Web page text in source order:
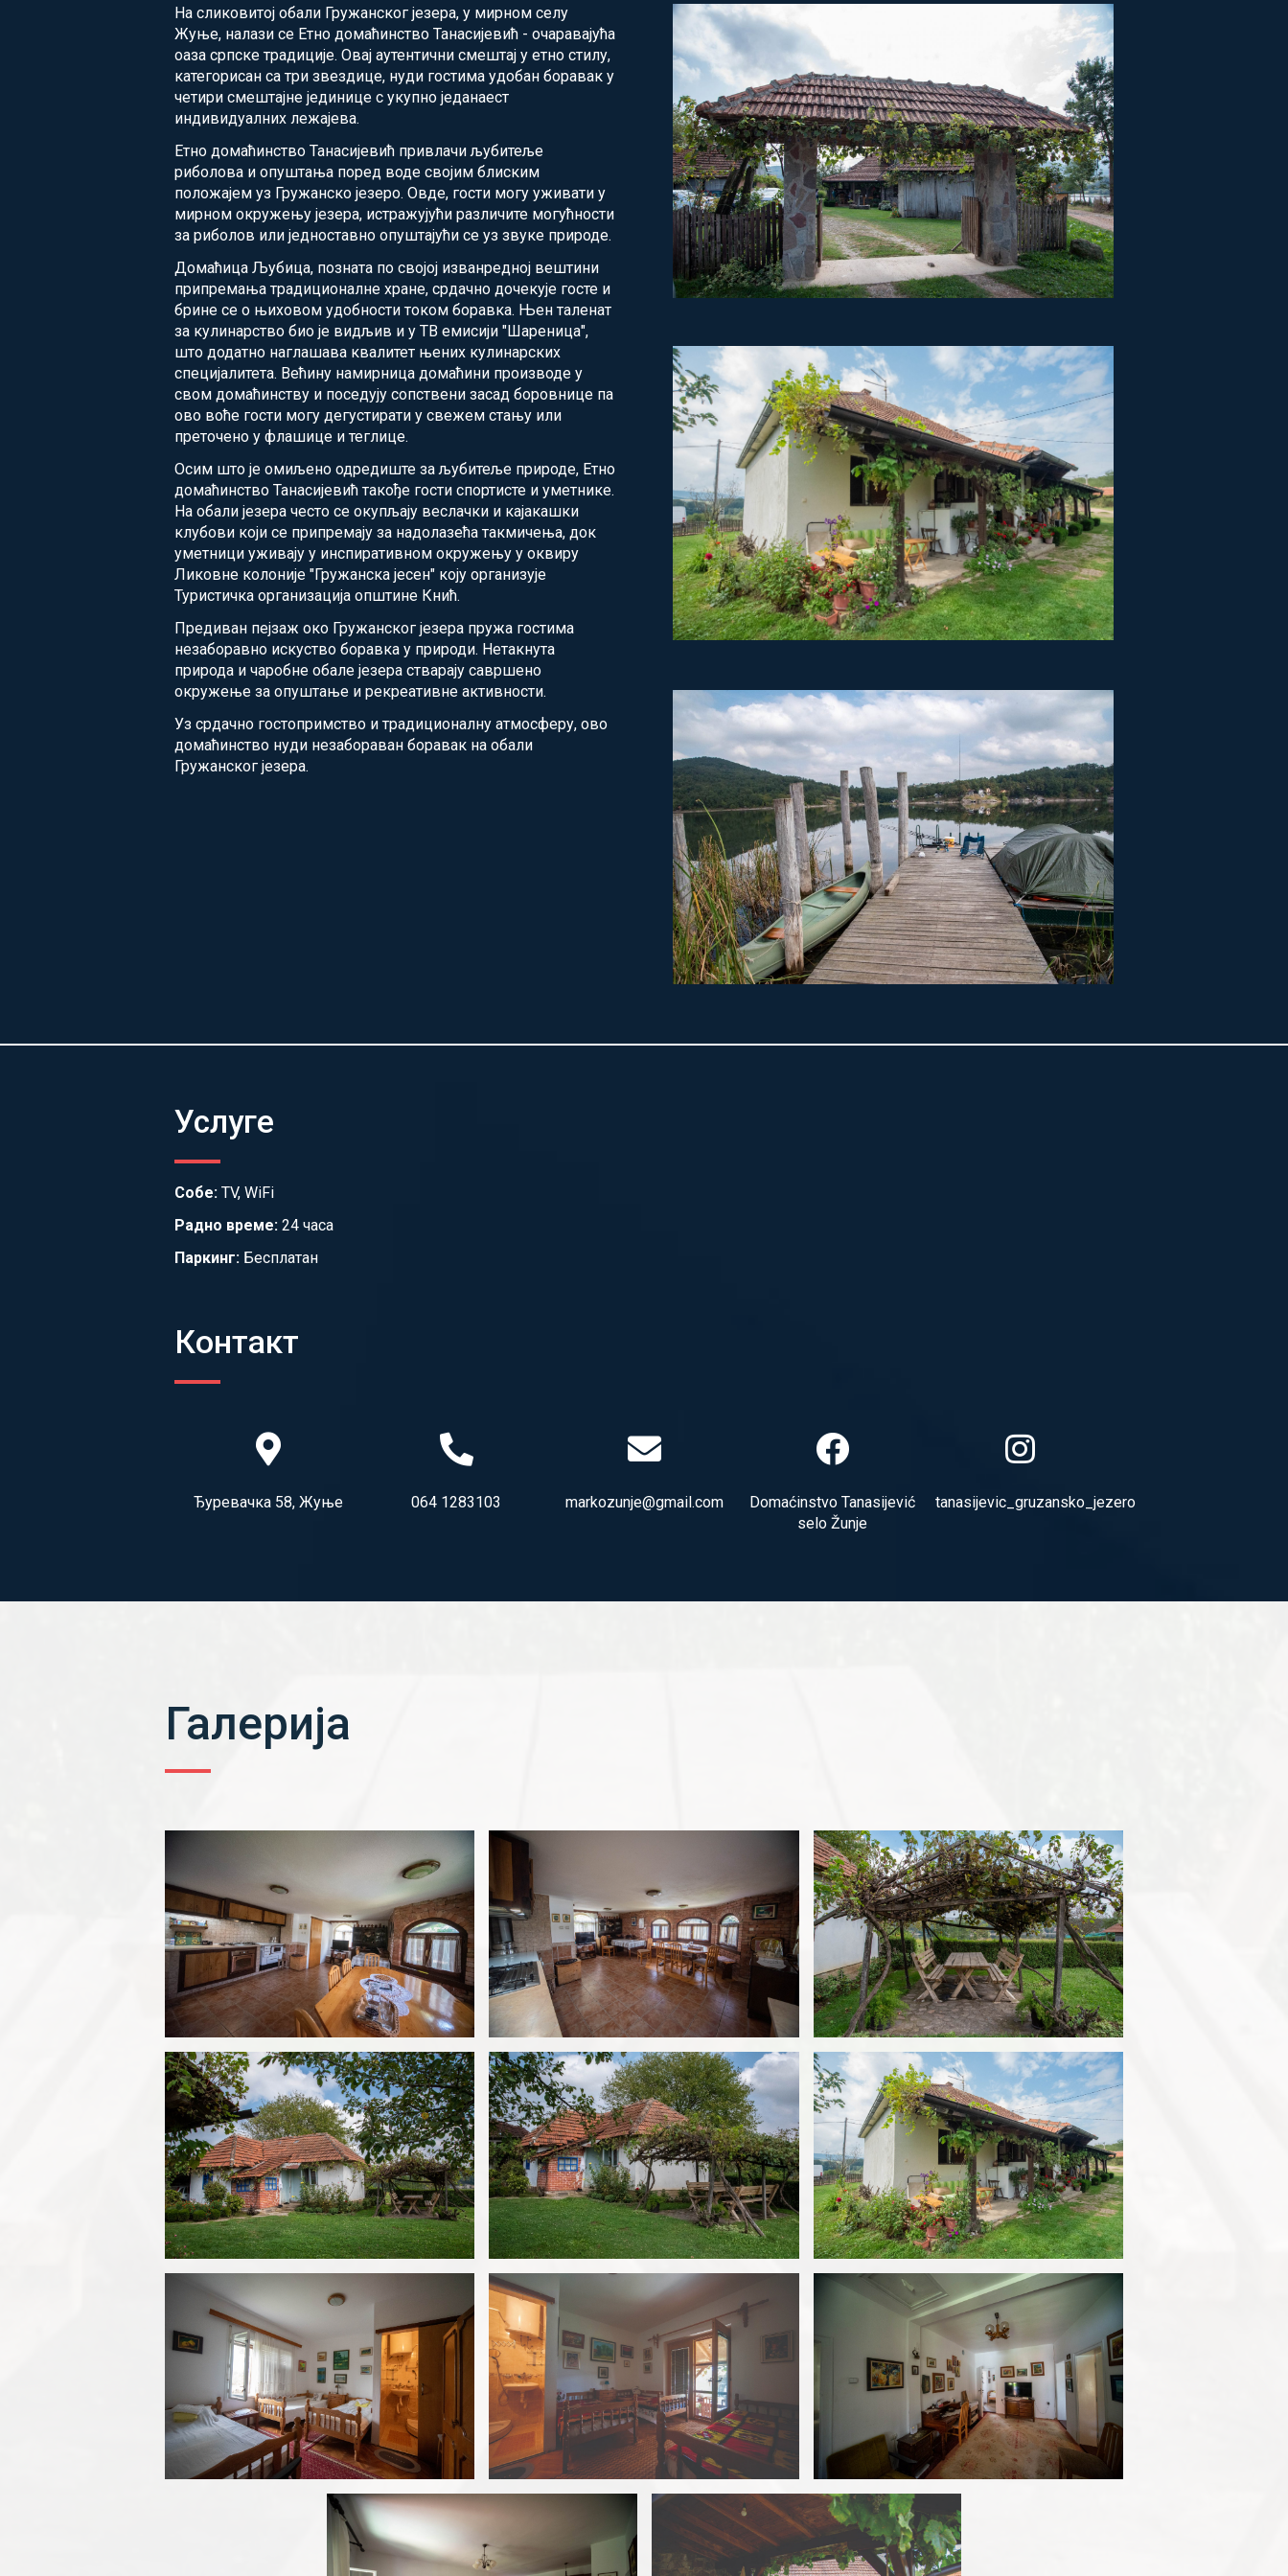
На сликовитој обали Гружанског језера, у мирном селу
Жуње, налази се Етно домаћинство Танасијевић - очаравајућа
оаза српске традиције. Овај аутентични смештај у етно стилу,
категорисан са три звездице, нуди гостима удобан боравак у
четири смештајне јединице с укупно једанаест
индивидуалних лежајева.
Етно домаћинство Танасијевић привлачи љубитеље
риболова и опуштања поред воде својим блиским
положајем уз Гружанско језеро. Овде, гости могу уживати у
мирном окружењу језера, истражујући различите могућности
за риболов или једноставно опуштајући се уз звуке природе.
Домаћица Љубица, позната по својој изванредној вештини
припремања традиционалне хране, срдачно дочекује госте и
брине се о њиховом удобности током боравка. Њен таленат
за кулинарство био је видљив и у ТВ емисији "Шареница",
што додатно наглашава квалитет њених кулинарских
специјалитета. Већину намирница домаћини производе у
свом домаћинству и поседују сопствени засад боровнице па
ово воће гости могу дегустирати у свежем стању или
преточено у флашице и теглице.
Осим што је омиљено одредиште за љубитеље природе, Етно
домаћинство Танасијевић такође гости спортисте и уметнике.
На обали језера често се окупљају веслачки и кајакашки
клубови који се припремају за надолазећа такмичења, док
уметници уживају у инспиративном окружењу у оквиру
Ликовне колоније "Гружанска јесен" коју организује
Туристичка организација општине Кнић.
Предиван пејзаж око Гружанског језера пружа гостима
незаборавно искуство боравка у природи. Нетакнута
природа и чаробне обале језера стварају савршено
окружење за опуштање и рекреативне активности.
Уз срдачно гостопримство и традиционалну атмосферу, ово
домаћинство нуди незабораван боравак на обали
Гружанског језера.
Услуге
Собе: TV, WiFi
Радно време: 24 часа
Паркинг: Бесплатан
Контакт
Ђуревачка 58, Жуње 064 1283103 markozunje@gmail.com
Domaćinstvo Tanasijević
selo Žunje
tanasijevic_gruzansko_jezero
Галерија